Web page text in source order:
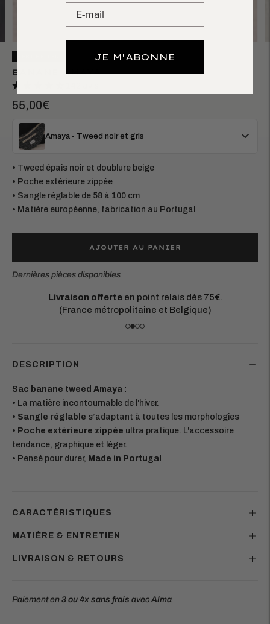
BEST SELLER
BANANE AMAYA
55,00€
Amaya - Tweed noir et gris
• Tweed épais noir et doublure beige
• Poche extérieure zippée
• Sangle réglable de 58 à 100 cm
• Matière européenne, fabrication au Portugal
AJOUTER AU PANIER
Dernières pièces disponibles
Matières européennes durables.
Chaque pièce est conçue pour durer
DESCRIPTION
Sac banane tweed Amaya :
• La matière incontournable de l'hiver.
• Sangle réglable s’adaptant à toutes les morphologies
• Poche extérieure zippée ultra pratique. L'accessoire
tendance, graphique et léger.
• Pensé pour durer, Made in Portugal
CARACTÉRISTIQUES
MATIÈRE & ENTRETIEN
LIVRAISON & RETOURS
Paiement en 3 ou 4x sans frais avec Alma
JE M'ABONNE